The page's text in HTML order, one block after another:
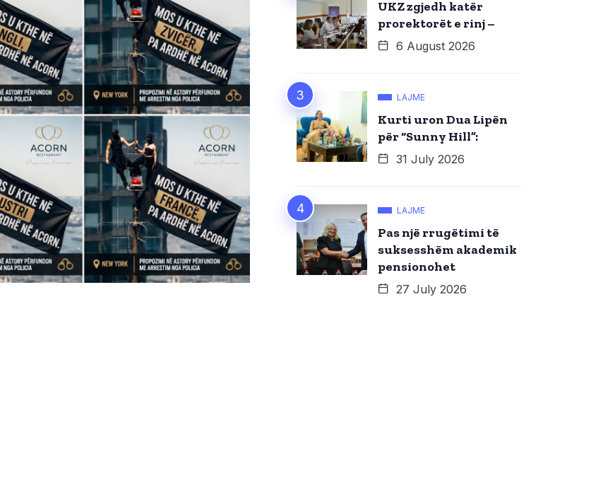
UKZ zgjedh katër
prorektorët e rinj –
6 August 2026
LAJME
Kurti uron Dua Lipën
për “Sunny Hill”:
31 July 2026
LAJME
Pas një rrugëtimi të
suksesshëm akademik
pensionohet
27 July 2026